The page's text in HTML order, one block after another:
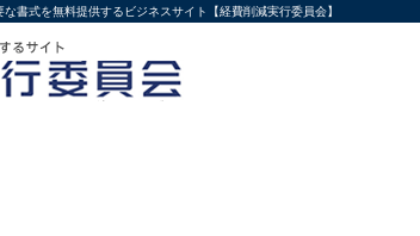
書式を無料提供するビジネスサイト【経費削減実行委員会】